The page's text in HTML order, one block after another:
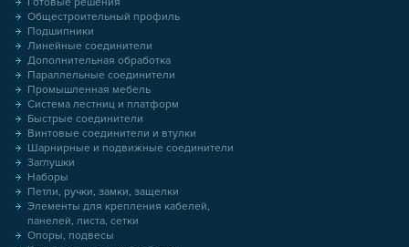
Общестроительный профиль
Подшипники
Линейные соединители
Дополнительная обработка
Параллельные соединители
Промышленная мебель
Система лестниц и платформ
Быстрые соединители
Винтовые соединители и втулки
Шарнирные и подвижные соединители
Заглушки
Наборы
Петли, ручки, замки, защелки
Элементы для крепления кабелей,
панелей, листа, сетки
Опоры, подвесы